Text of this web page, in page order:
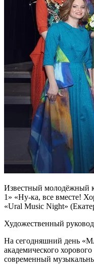
Известный молодёжный
1» «Ну-ка, все вместе!
«Ural Music Night»
Художественный
На сегодняшний день
академического
современный